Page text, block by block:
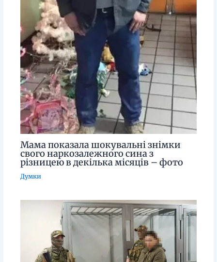
Мама показала шокувальні знімки
свого наркозалежного сина з
різницею в декілька місяців – фото
Думки